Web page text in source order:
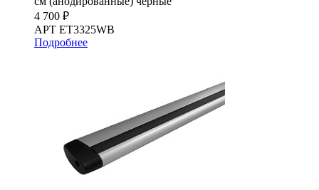
4 700 ₽
АРТ ET3325WB
Подробнее